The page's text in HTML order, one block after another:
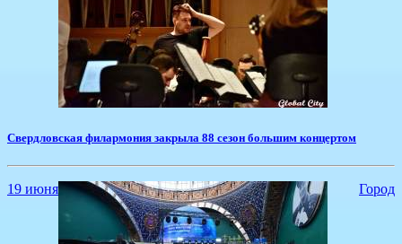
Свердловская филармония закрыла 88 сезон большим концертом
19 июня Город